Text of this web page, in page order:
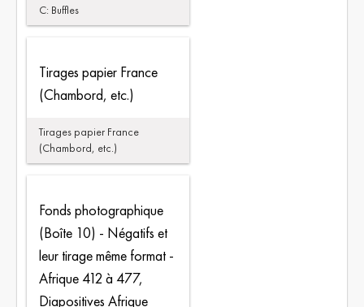
C: Buffles
Tirages papier France
(Chambord, etc.)
Tirages papier France
(Chambord, etc.)
Fonds photographique
(Boîte 10) - Négatifs et
leur tirage même format -
Afrique 412 à 477,
Diapositives Afrique